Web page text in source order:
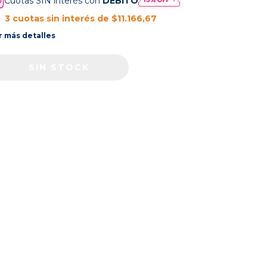
3 cuotas sin interés de $11.166,67
más detalles